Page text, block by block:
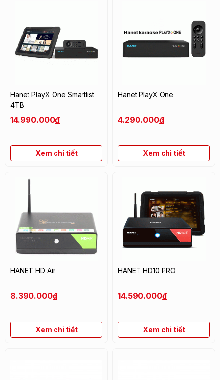
Hanet PlayX One Smartlist
4TB
14.990.000đ
Xem chi tiết
Hanet PlayX One
4.290.000đ
Xem chi tiết
HANET HD Air
8.390.000đ
Xem chi tiết
HANET HD10 PRO
14.590.000đ
Xem chi tiết